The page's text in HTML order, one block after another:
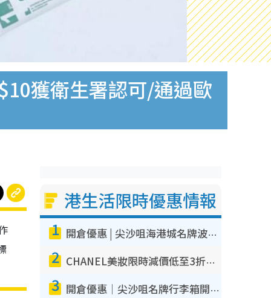
獲衛生署認可/通過歐
港生活限時優惠情報
1 開倉優惠 | 尖沙咀海港城名牌波鞋開倉低至1折！On鞋$899起／Joy&Peace鞋履$98起
2 CHANEL美妝限時減價低至3折！人氣粉底/唇膏/精華液低至$275！COCO香水都有平
3 開倉優惠｜尖沙咀名牌行李箱開倉低至4折！一連5日 American Tourister/ace./Hallmark $200起！